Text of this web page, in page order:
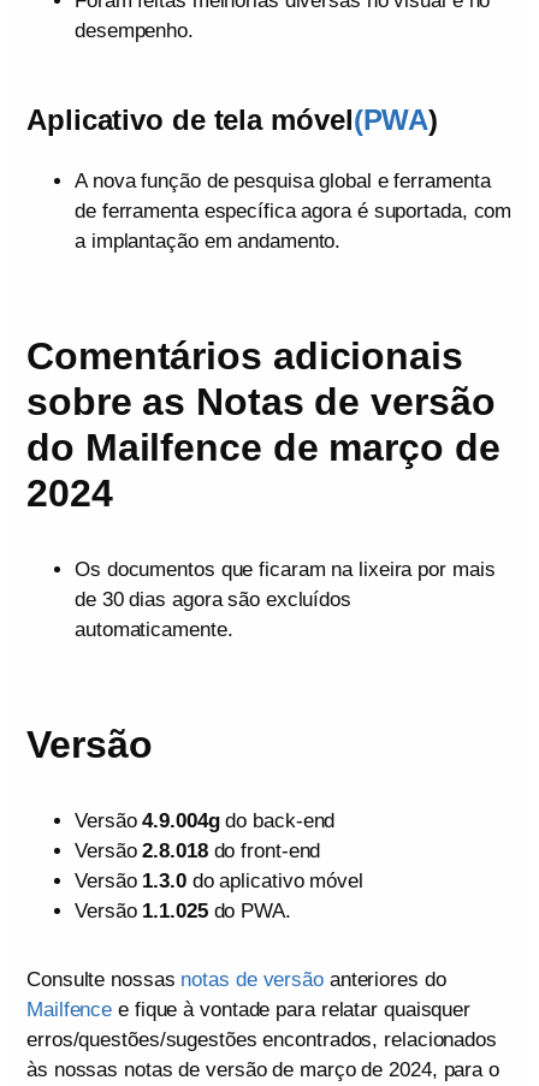
desempenho.
Aplicativo de tela móvel(PWA)
A nova função de pesquisa global e ferramenta
de ferramenta específica agora é suportada, com
a implantação em andamento.
Comentários adicionais
sobre as Notas de versão
do Mailfence de março de
2024
Os documentos que ficaram na lixeira por mais
de 30 dias agora são excluídos
automaticamente.
Versão
Versão4.9.004gdo back-end
Versão2.8.018do front-end
Versão 1.3.0do aplicativo móvel
Versão 1.1.025do PWA.
Consulte nossas notas de versãoanteriores do
Mailfence e fique à vontade para relatar quaisquer
erros/questões/sugestões encontrados, relacionados
às nossas notas de versão de março de 2024, para o